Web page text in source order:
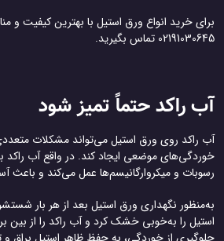
برای خرید انواع ورق استیل با بهترین کیفیت و
02191030645 تماس بگیرید.
آب راکد حتماً تمیز شود
آب راکد روی ورق استیل می‌تواند مشکلات
خوردگی‌های موضعی ایجاد کند. در واقع آب راکد
رسوبات و میکروارگانیسم‌ها عمل می‌کند و
به‌منظور نگهداری ورق استیل بعد از هر بار
استیل را به‌خوبی خشک کرد و آب راکد را از بین